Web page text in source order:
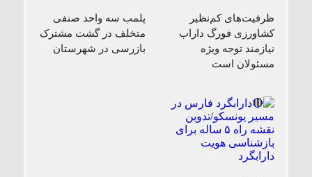
ظرفیت‌های کم‌نظیر
کشاورزی فورگ داراب
نیازمند توجه ویژه
مسئولان است
پلمب سه واحد صنفی
متخلف در گشت مشترک
بازرسی در شهرستان